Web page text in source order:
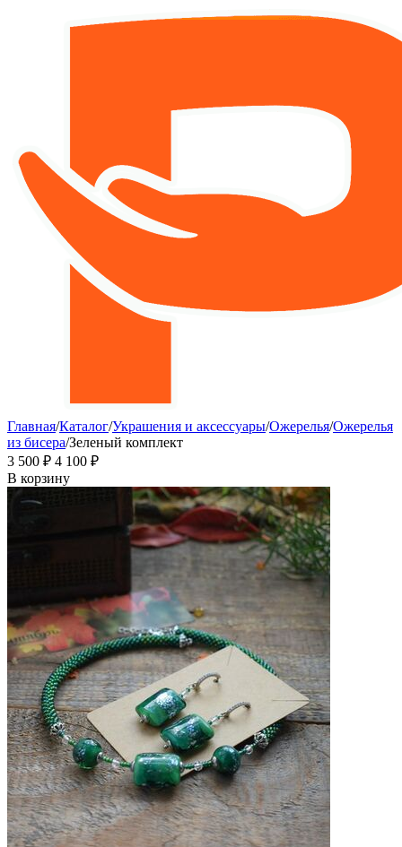
Главная/Каталог/Украшения и аксессуары/Ожерелья/Ожерелья
из бисера/Зеленый комплект
3 500 ₽ 4 100 ₽
В корзину